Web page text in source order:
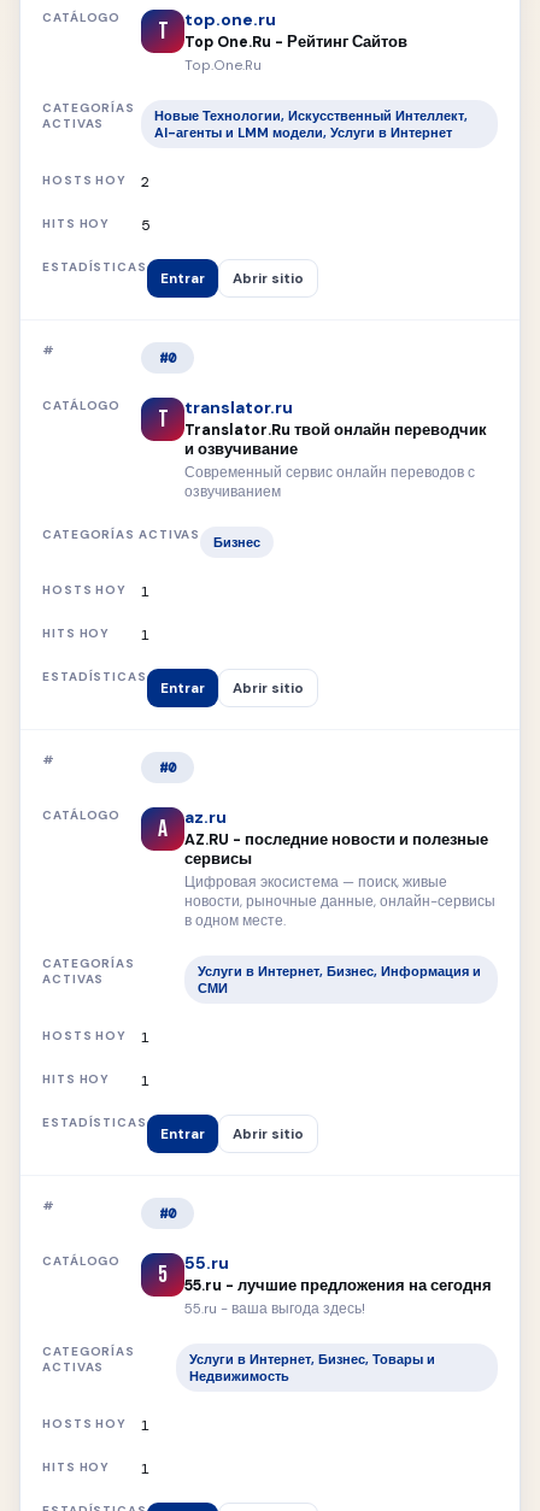
T top.one.ru
Top One.Ru - Рейтинг Сайтов
Top.One.Ru
Новые Технологии, Искусственный Интеллект,
AI-агенты и LMM модели, Услуги в Интернет
2
5
Entrar Abrir sitio
#0
T translator.ru
Translator.Ru твой онлайн переводчик
и озвучивание
Современный сервис онлайн переводов с
озвучиванием
Бизнес
1
1
Entrar Abrir sitio
#0
A az.ru
AZ.RU - последние новости и полезные
сервисы
Цифровая экосистема — поиск, живые
новости, рыночные данные, онлайн-сервисы
в одном месте.
Услуги в Интернет, Бизнес, Информация и
СМИ
1
1
Entrar Abrir sitio
#0
5 55.ru
55.ru - лучшие предложения на сегодня
55.ru - ваша выгода здесь!
Услуги в Интернет, Бизнес, Товары и
Недвижимость
1
1